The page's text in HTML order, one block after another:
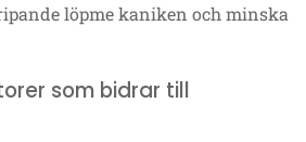
löpme kaniken och minska
som bidrar till